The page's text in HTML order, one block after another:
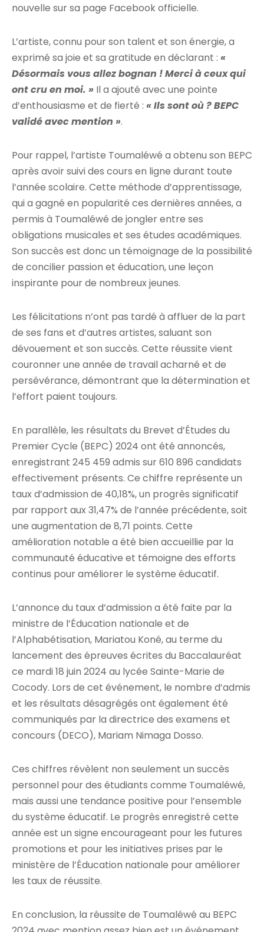
nouvelle sur sa page Facebook officielle.
L’artiste, connu pour son talent et son énergie, a
exprimé sa joie et sa gratitude en déclarant : «
Désormais vous allez bognan ! Merci à ceux qui
ont cru en moi. » Il a ajouté avec une pointe
d’enthousiasme et de fierté : « Ils sont où ? BEPC
validé avec mention ».
Pour rappel, l’artiste Toumaléwé a obtenu son BEPC
après avoir suivi des cours en ligne durant toute
l’année scolaire. Cette méthode d’apprentissage,
qui a gagné en popularité ces dernières années, a
permis à Toumaléwé de jongler entre ses
obligations musicales et ses études académiques.
Son succès est donc un témoignage de la possibilité
de concilier passion et éducation, une leçon
inspirante pour de nombreux jeunes.
Les félicitations n’ont pas tardé à affluer de la part
de ses fans et d’autres artistes, saluant son
dévouement et son succès. Cette réussite vient
couronner une année de travail acharné et de
persévérance, démontrant que la détermination et
l’effort paient toujours.
En parallèle, les résultats du Brevet d’Études du
Premier Cycle (BEPC) 2024 ont été annoncés,
enregistrant 245 459 admis sur 610 896 candidats
effectivement présents. Ce chiffre représente un
taux d’admission de 40,18%, un progrès significatif
par rapport aux 31,47% de l’année précédente, soit
une augmentation de 8,71 points. Cette
amélioration notable a été bien accueillie par la
communauté éducative et témoigne des efforts
continus pour améliorer le système éducatif.
L’annonce du taux d’admission a été faite par la
ministre de l’Éducation nationale et de
l’Alphabétisation, Mariatou Koné, au terme du
lancement des épreuves écrites du Baccalauréat
ce mardi 18 juin 2024 au lycée Sainte-Marie de
Cocody. Lors de cet événement, le nombre d’admis
et les résultats désagrégés ont également été
communiqués par la directrice des examens et
concours (DECO), Mariam Nimaga Dosso.
Ces chiffres révèlent non seulement un succès
personnel pour des étudiants comme Toumaléwé,
mais aussi une tendance positive pour l’ensemble
du système éducatif. Le progrès enregistré cette
année est un signe encourageant pour les futures
promotions et pour les initiatives prises par le
ministère de l’Éducation nationale pour améliorer
les taux de réussite.
En conclusion, la réussite de Toumaléwé au BEPC